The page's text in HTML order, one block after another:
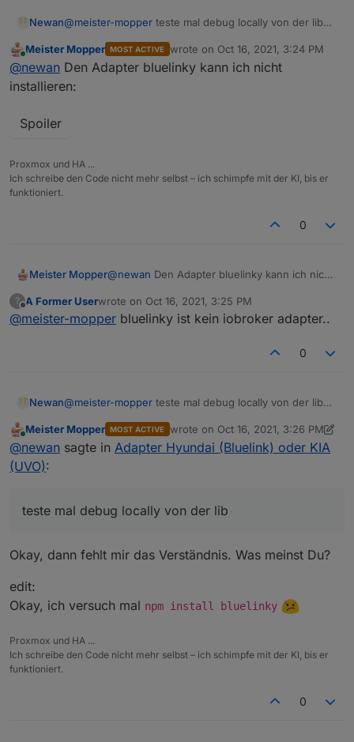
Newan@meister-mopper teste mal debug locally von der lib
Meister Mopper MOST ACTIVE wrote on Oct 16, 2021, 3:24 PM
last edited by
@newan Den Adapter bluelinky kann ich nicht
installieren:
Spoiler
Proxmox und HA ...
Ich schreibe den Code nicht mehr selbst – ich schimpfe mit der KI, bis er
funktioniert.
0
Meister Mopper@newan Den Adapter bluelinky kann ich nicht
Spoiler
?
Offline
A Former Userwrote on Oct 16, 2021, 3:25 PM
last edited by
@meister-mopper bluelinky ist kein iobroker adapter..
0
Newan@meister-mopper teste mal debug locally von der lib
Meister Mopper MOST ACTIVE wrote on Oct 16, 2021, 3:26 PM
last edited by Meister MopperOct
@newan sagte in Adapter Hyundai (Bluelink) oder KIA
(UVO):
teste mal debug locally von der lib
Okay, dann fehlt mir das Verständnis. Was meinst Du?
edit:
Okay, ich versuch mal npm install bluelinky
Proxmox und HA ...
Ich schreibe den Code nicht mehr selbst – ich schimpfe mit der KI, bis er
funktioniert.
0